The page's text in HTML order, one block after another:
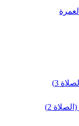
3)
2)